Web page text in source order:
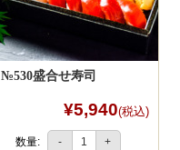
№530盛合せ寿司
¥5,940(税込)
数量: - +